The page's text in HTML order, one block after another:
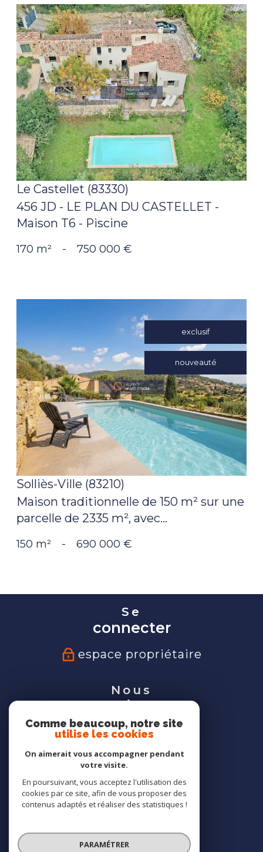
voir le
bien
Le Castellet (83330)
456 JD - LE PLAN DU CASTELLET -
Maison T6 - Piscine
170 m² - 750 000 €
exclusif
nouveauté
voir le
bien
Solliès-Ville (83210)
Maison traditionnelle de 150 m² sur une
parcelle de 2335 m², avec...
150 m² - 690 000 €
Se
connecter
espace propriétaire
Nous
suivre
Nous
adhérons
Comme beaucoup, notre site
utilise les cookies
On aimerait vous accompagner pendant
votre visite.
En poursuivant, vous acceptez l'utilisation des
cookies par ce site, afin de vous proposer des
contenus adaptés et réaliser des statistiques !
PARAMÉTRER